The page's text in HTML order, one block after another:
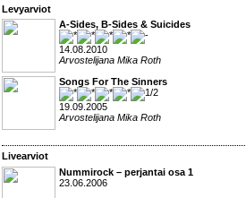
Levyarviot
A-Sides, B-Sides & Suicides
14.08.2010
Arvostelijana Mika Roth
Songs For The Sinners
19.09.2005
Arvostelijana Mika Roth
Livearviot
Nummirock – perjantai osa 1
23.06.2006